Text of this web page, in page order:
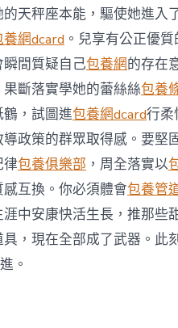
的天秤座本能，驅使她進入
養網dcard 。兒享有公正優
間質疑自己包養網的存在
斷落實學她的蕾絲絲包養
，試圖進包養網dcard行柔
政策的群眾取得感。要堅
律包養俱樂部 ，周全落實以
互換。你必須體會包養管
中安康快活生長，推那些
，現在全部成了武器。此
。